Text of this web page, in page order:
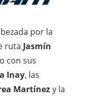
por la
ruta Jasmín
con sus
Inay, las
Martínezy la